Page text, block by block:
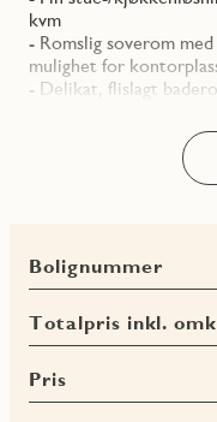
kvm
- Romslig soverom
mulighet for
- Delikat, flislagt
- Kjøkken med
- Praktisk entré med
Bolignummer
Totalpris inkl.
Pris